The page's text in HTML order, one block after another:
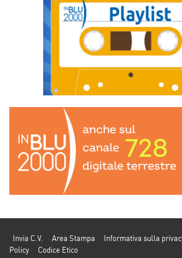
Invia C.V. Area Stampa Informativa sulla
Policy
Codice Etico